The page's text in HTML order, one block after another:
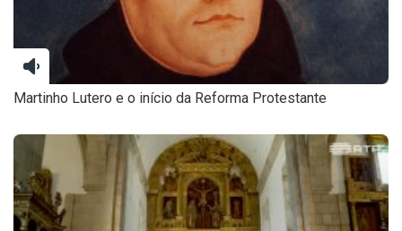
Martinho Lutero e o início da Reforma Protestante